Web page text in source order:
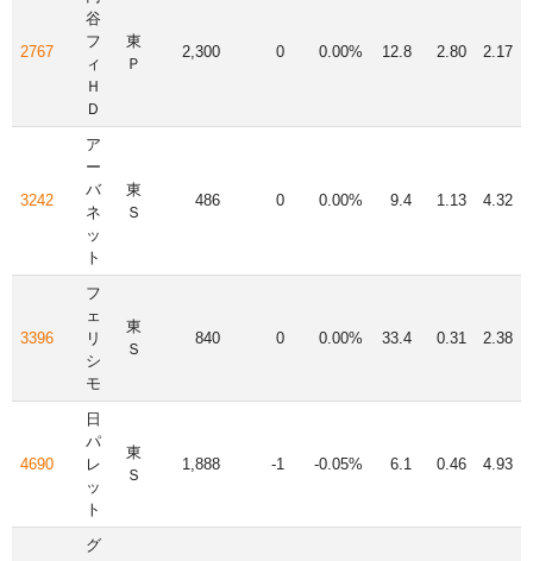
2767
谷
フ
ィ
Ｈ
Ｄ
東
Ｐ
2,300 0 0.00% 12.8 2.80 2.17
3242
ア
ー
バ
ネ
ッ
ト
東
Ｓ
486 0 0.00% 9.4 1.13 4.32
3396
フ
ェ
リ
シ
モ
東
Ｓ
840 0 0.00% 33.4 0.31 2.38
4690
日
パ
レ
ッ
ト
東
Ｓ
1,888 -1 -0.05% 6.1 0.46 4.93
グ